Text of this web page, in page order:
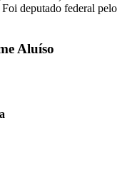
deputado federal pelo
Aluíso